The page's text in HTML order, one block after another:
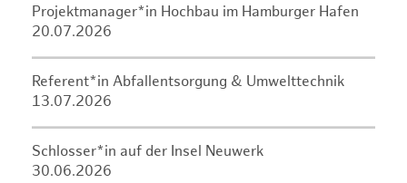
Projektmanager*in Hochbau im Hamburger Hafen
20.07.2026
Referent*in Abfallentsorgung & Umwelttechnik
13.07.2026
Schlosser*in auf der Insel Neuwerk
30.06.2026